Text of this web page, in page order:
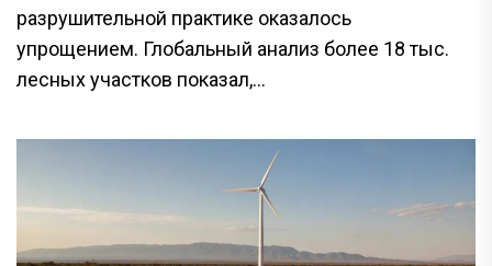
разрушительной практике оказалось
упрощением. Глобальный анализ более 18 тыс.
лесных участков показал,...